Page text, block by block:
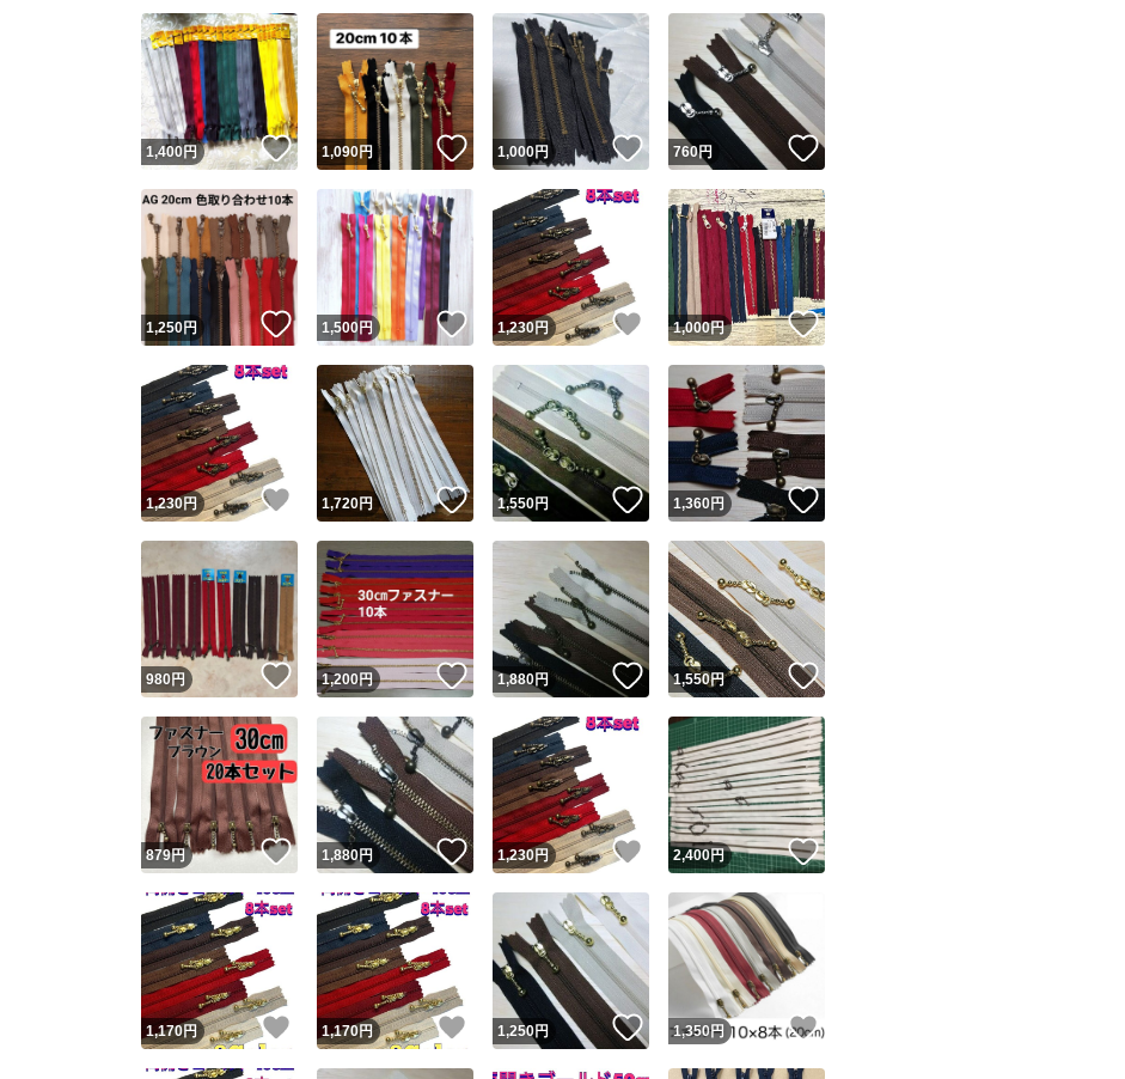
取引実績◯+ このユーザーはYahoo!フリマの取引を完了させた実績があります
他フリマ実績◯+ このユーザーは他フリマサービスでの取引実績があります
スピード&安心発送
※このバッジは実績に基づく表示であり、発送を保証しているものではありません
スピード＆安心発送
このユーザーは高頻度で24時間以内＆設定した発送日数内に発送してい
ます
スピード発送 このユーザーは高頻度で24時間以内に発送しています
安心発送 このユーザーは設定した発送日数内に発送しています
コピーは1商品につき1回 です
出品ページへ
キャンセル
1,400円 いいね！
1,090円 いいね！
1,000円 いいね！
760円 いいね！
1,250円 いいね！
1,500円 いいね！
1,230円 いいね！
1,000円 いいね！
1,230円 いいね！
1,720円 いいね！
1,550円 いいね！
1,360円
980円 いいね！
1,200円 いいね！
1,880円 いいね！
1,550円
879円 いいね！
1,880円 いいね！
1,230円 いいね！
2,400円 いいね！
1,170円 いいね！
1,170円 いいね！
1,250円 いいね！
1,350円 いいね！